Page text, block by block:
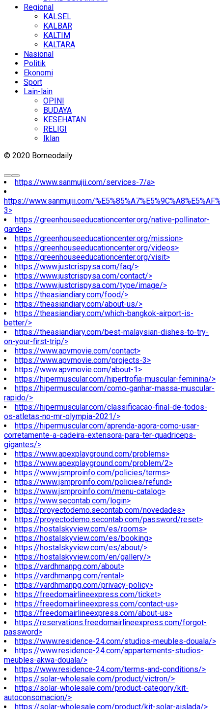
Regional
KALSEL
KALBAR
KALTIM
KALTARA
Nasional
Politik
Ekonomi
Sport
Lain-lain
OPINI
BUDAYA
KESEHATAN
RELIGI
Iklan
© 2020 Borneodaily
https://www.sanmujii.com/services-7/a>
https://www.sanmujii.com/
3>
https://greenhouseeducationcenter.org/native-pollinator-
garden>
https://greenhouseeducationcenter.org/mission>
https://greenhouseeducationcenter.org/videos>
https://greenhouseeducationcenter.org/visit>
https://www.justcrispysa.com/faq/>
https://www.justcrispysa.com/contact/>
https://www.justcrispysa.com/type/image/>
https://theasiandiary.com/food/>
https://theasiandiary.com/about-us/>
https://theasiandiary.com/which-bangkok-airport-is-
better/>
https://theasiandiary.com/best-malaysian-dishes-to-try-
on-your-first-trip/>
https://www.apvmovie.com/contact>
https://www.apvmovie.com/projects-3>
https://www.apvmovie.com/about-1>
https://hipermuscular.com/hipertrofia-muscular-feminina/>
https://hipermuscular.com/como-ganhar-massa-muscular-
rapido/>
https://hipermuscular.com/classificacao-final-de-todos-
os-atletas-no-mr-olympia-2021/>
https://hipermuscular.com/aprenda-agora-como-usar-
corretamente-a-cadeira-extensora-para-ter-quadriceps-
gigantes/>
https://www.apexplayground.com/problems>
https://www.apexplayground.com/problem/2>
https://www.jsmproinfo.com/policies/terms>
https://www.jsmproinfo.com/policies/refund>
https://www.jsmproinfo.com/menu-catalog>
https://www.secontab.com/login>
https://proyectodemo.secontab.com/novedades>
https://proyectodemo.secontab.com/password/reset>
https://hostalskyview.com/es/rooms>
https://hostalskyview.com/es/booking>
https://hostalskyview.com/es/about/>
https://hostalskyview.com/en/gallery/>
https://vardhmanpg.com/about>
https://vardhmanpg.com/rental>
https://vardhmanpg.com/privacy-policy>
https://freedomairlineexpress.com/ticket>
https://freedomairlineexpress.com/contact-us>
https://freedomairlineexpress.com/about-us>
https://reservations.freedomairlineexpress.com/forgot-
password>
https://www.residence-24.com/studios-meubles-douala/>
https://www.residence-24.com/appartements-studios-
meubles-akwa-douala/>
https://www.residence-24.com/terms-and-conditions/>
https://solar-wholesale.com/product/victron/>
https://solar-wholesale.com/product-category/kit-
autoconsomacion/>
https://solar-wholesale.com/product/kit-solar-aislada/>